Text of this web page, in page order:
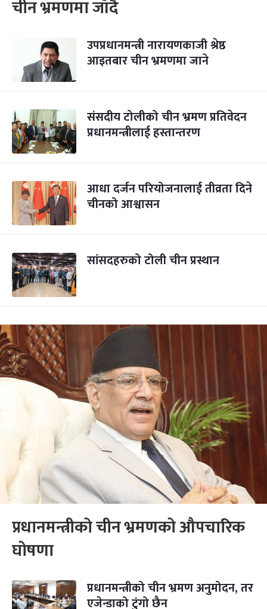
चीन भ्रमणमा जाँदै
उपप्रधानमन्त्री नारायणकाजी श्रेष्ठ
आइतबार चीन भ्रमणमा जाने
संसदीय टोलीको चीन भ्रमण प्रतिवेदन
प्रधानमन्त्रीलाई हस्तान्तरण
आधा दर्जन परियोजनालाई तीव्रता दिने
चीनको आश्वासन
सांसदहरुको टोली चीन प्रस्थान
प्रधानमन्त्रीको चीन भ्रमणको औपचारिक
घोषणा
प्रधानमन्त्रीको चीन भ्रमण अनुमोदन, तर
एजेन्डाको टुंगो छैन